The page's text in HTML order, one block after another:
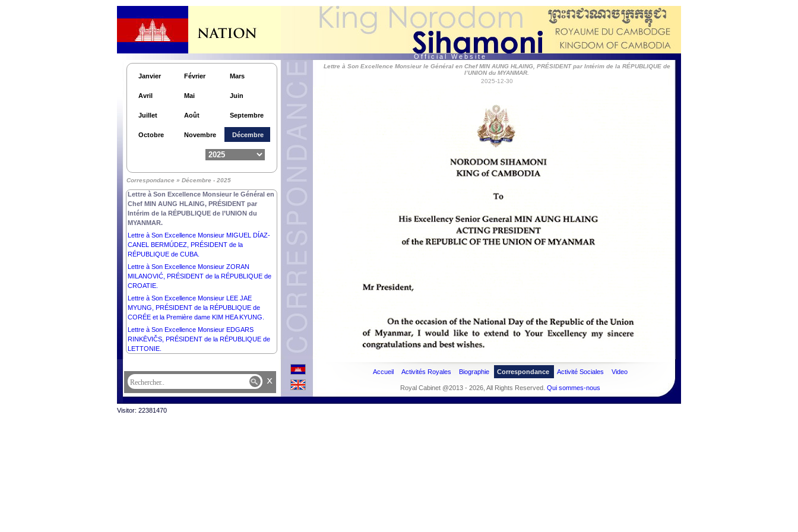
O f f i c i a l W e b s i t e
Janvier Février Mars
Avril Mai Juin
Juillet Août Septembre
Octobre Novembre Décembre
Correspondance » Décembre - 2025
Lettre à Son Excellence Monsieur le Général en
Chef MIN AUNG HLAING, PRÉSIDENT par
Intérim de la RÉPUBLIQUE de l’UNION du
MYANMAR.
Lettre à Son Excellence Monsieur MIGUEL DÍAZ-
CANEL BERMÚDEZ, PRÉSIDENT de la
RÉPUBLIQUE de CUBA.
Lettre à Son Excellence Monsieur ZORAN
MILANOVIĆ, PRÉSIDENT de la RÉPUBLIQUE de
CROATIE.
Lettre à Son Excellence Monsieur LEE JAE
MYUNG, PRÉSIDENT de la RÉPUBLIQUE de
CORÉE et la Première dame KIM HEA KYUNG.
Lettre à Son Excellence Monsieur EDGARS
RINKĒVIČS, PRÉSIDENT de la RÉPUBLIQUE de
LETTONIE.
KAVELASHVILI, PRÉSIDENT de la GÉORGIE.
Lettre à Son Excellence La Très Honorable MARY
MAY SIMON, GOUVERNEURE GÉNÉRALE du
CANADA
Lettre à Son Excellence Madame KARIN KELLER-
Lettre à Son Excellence Monsieur le Général en Chef MIN AUNG HLAING, PRÉSIDENT par Intérim de la RÉPUBLIQUE de
l’UNION du MYANMAR.
2025-12-30
x
Accueil Activités Royales Biographie Correspondance Activité Sociales Video
Royal Cabinet @2013 - 2026, All Rights Reserved. Qui sommes-nous
Visitor: 22381470